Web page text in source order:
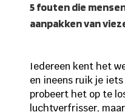
5 fouten die
aanpakken van
Iedereen kent het
en ineens ruik je
probeert het op te
luchtverfrisser,